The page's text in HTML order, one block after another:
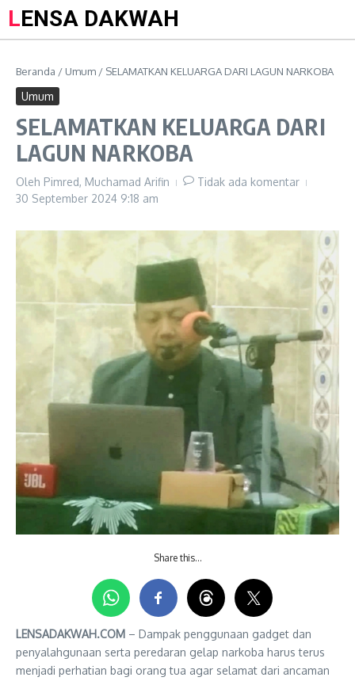
LENSA DAKWAH
Beranda / Umum / SELAMATKAN KELUARGA DARI LAGUN NARKOBA
Umum
SELAMATKAN KELUARGA DARI
LAGUN NARKOBA
Oleh Pimred, Muchamad Arifin
Tidak ada komentar
30 September 2024 9:18 am
Share this…
LENSADAKWAH.COM – Dampak penggunaan gadget dan
penyalahgunaan serta peredaran gelap narkoba harus terus
menjadi perhatian bagi orang tua agar selamat dari ancaman